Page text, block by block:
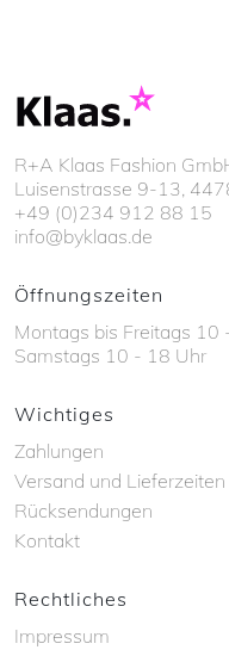
R+A Klaas Fashion
Luisenstrasse 9-13,
+49 (0)234 912 88 15
info@byklaas.de
Öffnungszeiten
Montags bis Freitags 10
Samstags 10 - 18 Uhr
Wichtiges
Zahlungen
Versand und Lieferzeiten
Rücksendungen
Kontakt
Rechtliches
Impressum